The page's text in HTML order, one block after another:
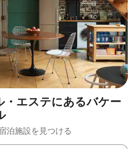
・エステにあるバケー
泊施設を見つける